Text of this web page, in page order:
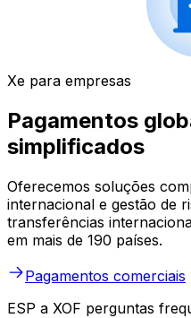
Xe para empresas
Pagamentos
simplificados
Oferecemos soluções
internacional e gestão de
transferências
em mais de 190 países.
Pagamentos comerciais
ESP a XOF perguntas